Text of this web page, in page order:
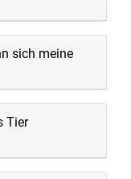
sich meine
Tier